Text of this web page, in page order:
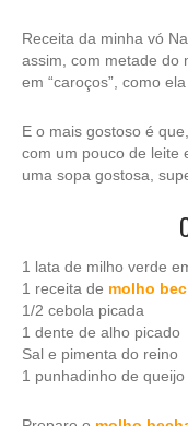
Receita da minha vó
assim, com metade do
em “caroços”, como
E o mais gostoso é
com um pouco de leite
uma sopa gostosa,
1 lata de milho verde
1 receita de molho
1/2 cebola picada
1 dente de alho picado
Sal e pimenta do reino
1 punhadinho de